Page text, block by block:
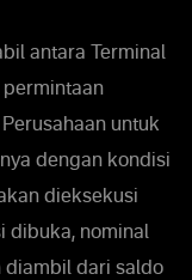
antara Terminal
permintaan
untuk
dengan kondisi
dieksekusi
dibuka, nominal
diambil dari saldo